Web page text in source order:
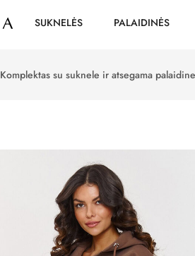
SUKNELĖS PALAIDINĖS
Komplektas su suknele ir atsegama